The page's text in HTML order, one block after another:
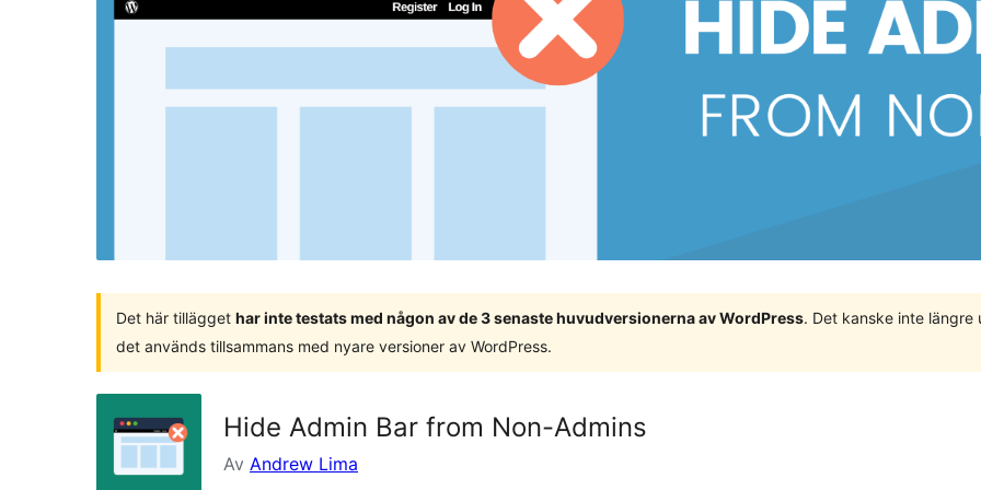
Det här tillägget har inte testats med någon av de 3 senaste huvudversionerna av WordPress. Det kanske inte
det används tillsammans med nyare versioner av WordPress.
Hide Admin Bar from Non-Admins
Av Andrew Lima